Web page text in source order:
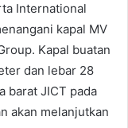
International
kapal MV
Kapal buatan
dan lebar 28
barat JICT pada
akan melanjutkan